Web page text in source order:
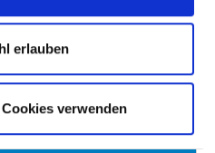
erlauben
verwenden
WEITERBILDUNG
MIT